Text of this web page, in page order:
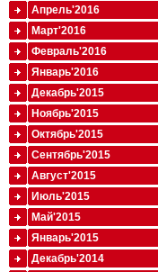
Апрель'2016
Март'2016
Февраль'2016
Январь'2016
Декабрь'2015
Ноябрь'2015
Октябрь'2015
Сентябрь'2015
Август'2015
Июль'2015
Май'2015
Январь'2015
Декабрь'2014